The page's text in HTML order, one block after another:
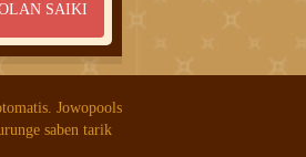
SAIKI
Jowopools
saben tarik